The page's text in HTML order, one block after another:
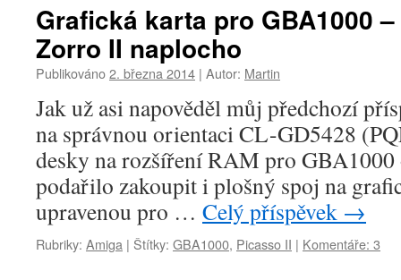
Grafická karta pro GBA1000
Zorro II naplocho
Publikováno2. března 2014 | Autor: Martin
Jak už asi napověděl můj předchozí
na správnou orientaci CL-GD5428
desky na rozšíření RAM pro
podařilo zakoupit i plošný spoj na
upravenou pro … Celý příspěvek →
Rubriky: Amiga | Štítky: GBA1000, Picasso II | Komentáře: 3